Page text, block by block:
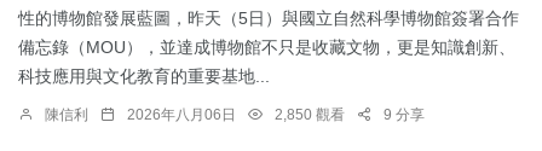
性的博物館發展藍圖，昨天（5日）與國立自然科學博物館簽署合作
備忘錄（MOU），並達成博物館不只是收藏文物，更是知識創新、
科技應用與文化教育的重要基地...
陳信利 2026年八月06日 2,850 觀看 9 分享